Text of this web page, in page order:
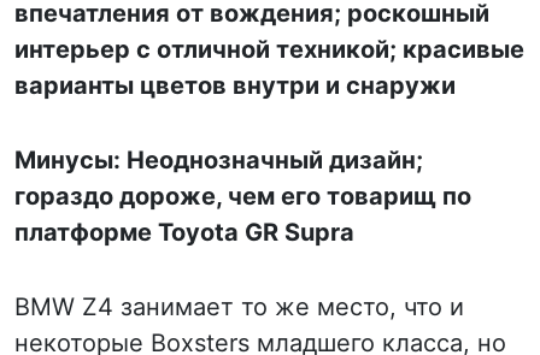
впечатления от вождения; роскошный
интерьер с отличной техникой; красивые
варианты цветов внутри и снаружи
Минусы: Неоднозначный дизайн;
гораздо дороже, чем его товарищ по
платформе Toyota GR Supra
BMW Z4 занимает то же место, что и
некоторые Boxsters младшего класса, но